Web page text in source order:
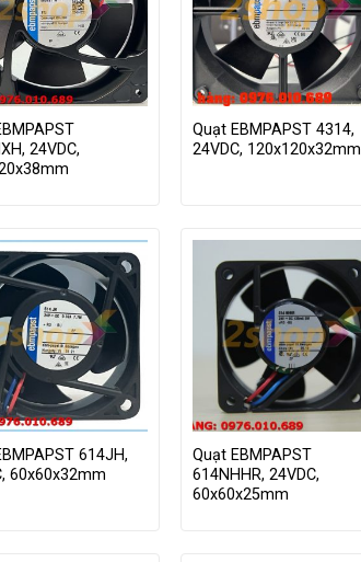
24VDC,
Quạt EBMPAPST 4314,
24VDC, 120x120x32mm
614JH,
60x60x32mm
Quạt EBMPAPST
614NHHR, 24VDC,
60x60x25mm